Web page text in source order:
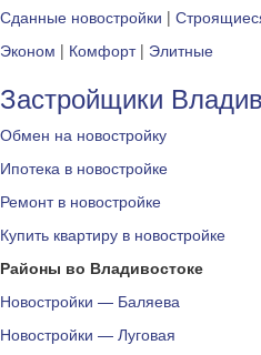
Сданные новостройки |
Эконом | Комфорт| Элитные
Застройщики
Обмен на новостройку
Ипотека в новостройке
Ремонт в новостройке
Купить квартиру в новостройке
Районы во Владивостоке
Новостройки — Баляева
Новостройки — Луговая